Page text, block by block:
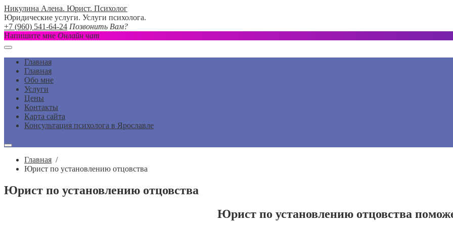
Никулина Алена. Юрист. Психолог
Юридические услуги. Услуги психолога.
+7 (960) 541-64-24 Позвонить Вам?
Напишите мне Онлайн чат
Главная
Главная
Обо мне
Услуги
Цены
Контакты
Карта сайта
Консультация психолога в Ярославле
Главная /
Юрист по установлению отцовства
Юрист по установлению отцовства
Юрист по установлению отцовства